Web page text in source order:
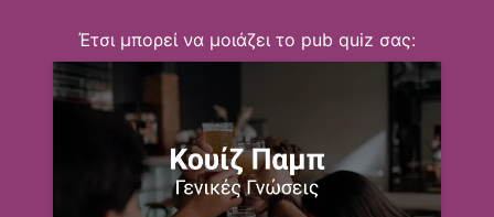
Έτσι μπορεί να μοιάζει το pub quiz σας: